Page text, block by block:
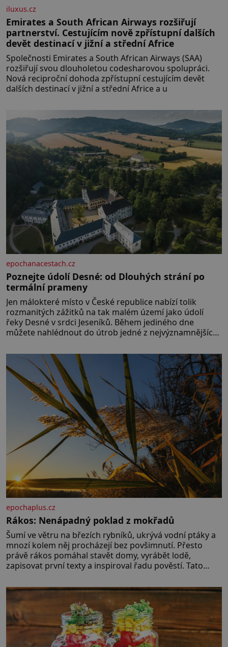
iluxus.cz
Emirates a South African Airways rozšiřují
partnerství. Cestujícím nově zpřístupní dalších
devět destinací v jižní a střední Africe
Společnosti Emirates a South African Airways (SAA)
rozšiřují svou dlouholetou codesharovou spolupráci.
Nová reciproční dohoda zpřístupní cestujícím devět
dalších destinací v jižní a střední Africe a u
epochanacestach.cz
Poznejte údolí Desné: od Dlouhých strání po
termální prameny
Jen málokteré místo v České republice nabízí tolik
rozmanitých zážitků na tak malém území jako údolí
řeky Desné v srdci Jeseníků. Během jediného dne
můžete nahlédnout do útrob jedné z nejvýznamnějších
hřebeny, projet se na koloběžce a den zakončit
poznáváním památek ve Velkých Losinách nebo v
termálním
epochaplus.cz
Rákos: Nenápadný poklad z mokřadů
Šumí ve větru na březích rybníků, ukrývá vodní ptáky a
mnozí kolem něj procházejí bez povšimnutí. Přesto
právě rákos pomáhal stavět domy, vyrábět lodě,
zapisovat první texty a inspiroval řadu pověstí. Tato
let. Většina lidí vnímá rákos jen jako obyčejnou kulisu
letního koupání. Stačí se však podívat